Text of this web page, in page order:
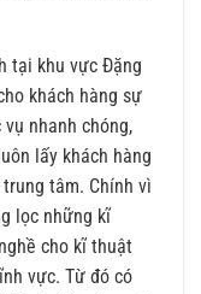
tại khu vực Đặng
khách hàng sự
nhanh chóng,
lấy khách hàng
tâm. Chính vì
lọc những kĩ
cho kĩ thuật
vực. Từ đó có